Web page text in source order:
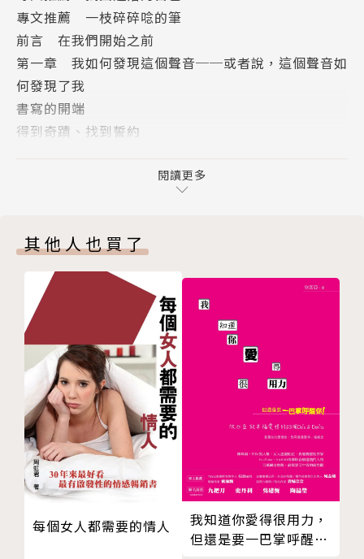
【本書特色】
★科學研究認證的靈性工法
★不用花錢上課．不會影響信仰．不須改變習慣
【靈魂寫作的特點】
．前30天要於同一時間書寫
．書寫時會進入潛意識的θ腦波狀態
【專家推薦】
王浩威｜精神科醫師
江心靜｜書畫藝術家
吳佩璇｜諮商心理師
林美琴｜讀寫教學研究者
施又熙｜書寫療癒講師
張德芳｜心靈寫作班講師
銀色快手｜荒野夢二書店主人
賴佩霞｜身心靈導師
──誠心推薦（依姓氏筆畫排列）
專文推薦 一枝碎碎唸的筆
前言 在我們開始之前
第一章 我如何發現這個聲音──或者說，這個聲音如
何發現了我
書寫的開端
得到奇蹟、找到誓約
第二章 什麼是靈魂寫作？
是祈禱嗎？
第三章 我需要準備什麼？
擬出時間表
停下來
買一本日記本
選一枝筆
讓你自己有空
創造一個神聖的書寫空間
妥善保存你的日記
第四章 傾聽我、與我對話的是……
探索聲音的名字與由來
挑選你喜歡的稱呼
第五章 選擇書寫的理由
閱讀更多
其他人也買了
每個女人都需要的情人
我知道你愛得很用力，
但還是要一巴掌呼醒